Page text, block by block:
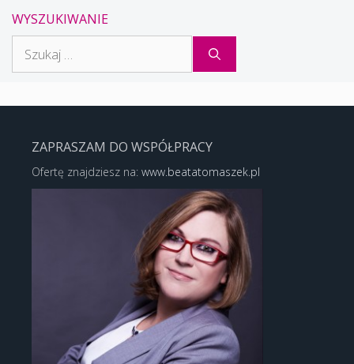
WYSZUKIWANIE
ZAPRASZAM DO WSPÓŁPRACY
Ofertę znajdziesz na: www.beatatomaszek.pl